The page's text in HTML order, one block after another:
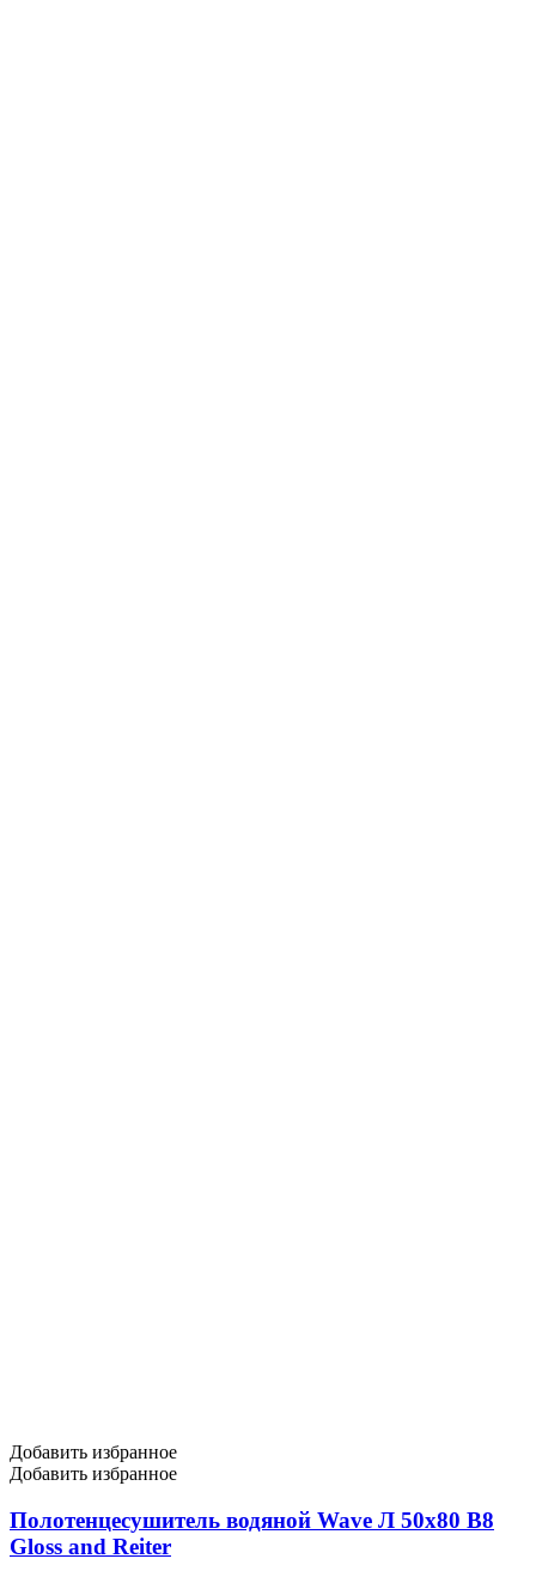
Добавить избранное
Добавить избранное
Полотенцесушитель водяной Wave Л 50х80 В8
Gloss and Reiter